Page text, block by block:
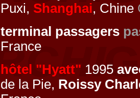
Puxi, Shanghai, Chine
terminal passagers
France
hôtel "Hyatt" 1995
de la Pie, Roissy